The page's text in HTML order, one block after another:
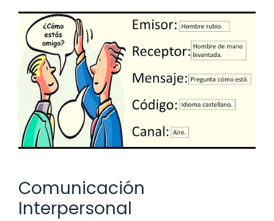
Comunicación
Interpersonal